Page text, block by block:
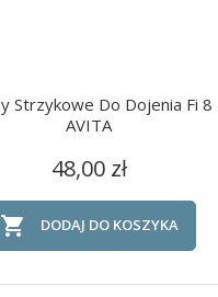
Szybki podgląd
Strzykowe Do Dojenia Fi 8
AVITA
Cena
48,00 zł
 DODAJ DO KOSZYKA